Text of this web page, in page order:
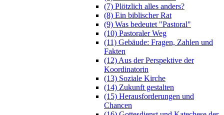
(7) Plötzlich alles anders?
(8) Ein biblischer Rat
(9) Was bedeutet "Pastoral"
(10) Pastoraler Weg
(11) Gebäude: Fragen, Zahlen und
Fakten
(12) Aus der Perspektive der
Koordinatorin
(13) Soziale Kirche
(14) Zukunft gestalten
(15) Herausforderungen und
Chancen